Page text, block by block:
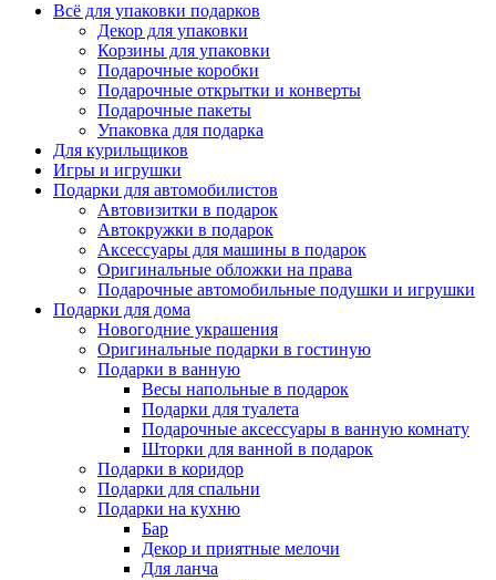
Всё для упаковки подарков
Декор для упаковки
Корзины для упаковки
Подарочные коробки
Подарочные открытки и конверты
Подарочные пакеты
Упаковка для подарка
Для курильщиков
Игры и игрушки
Подарки для автомобилистов
Автовизитки в подарок
Автокружки в подарок
Аксессуары для машины в подарок
Оригинальные обложки на права
Подарочные автомобильные подушки и игрушки
Подарки для дома
Новогодние украшения
Оригинальные подарки в гостиную
Подарки в ванную
Весы напольные в подарок
Подарки для туалета
Подарочные аксессуары в ванную комнату
Шторки для ванной в подарок
Подарки в коридор
Подарки для спальни
Подарки на кухню
Бар
Декор и приятные мелочи
Для ланча